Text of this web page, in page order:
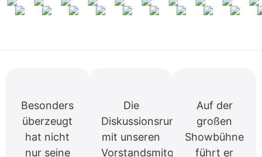
Besonders
überzeugt
hat nicht
nur seine
Die
Diskussionsrunde
mit unseren
Vorstandsmitgliedern
Auf der
großen
Showbühne
führt er